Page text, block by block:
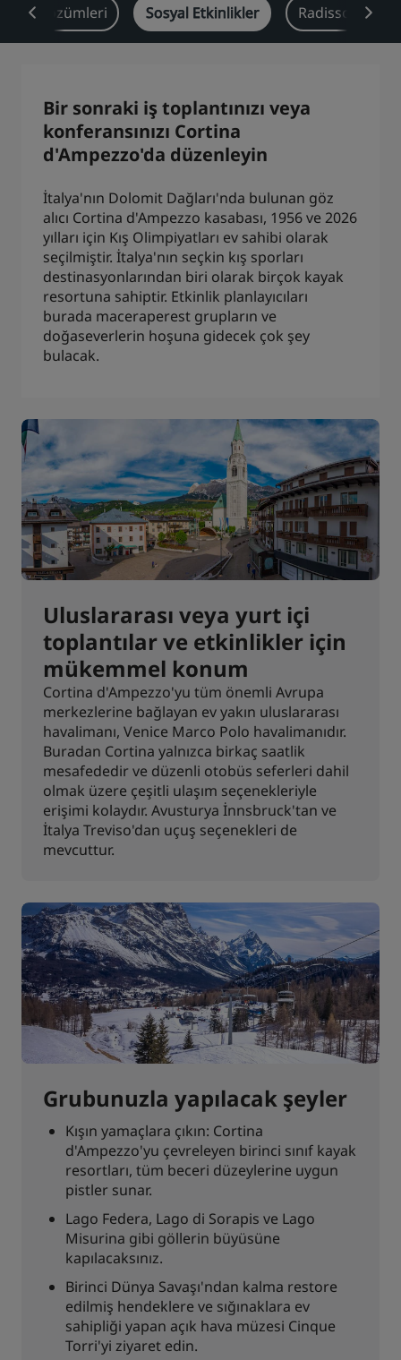
Park Plaza Park Inn by Radisson
Prize by Radisson Country Inn & Suites
Çin'deki Bağlı Markalar
Jin Jiang
Kunlun Golden Tulip
Blogumuzu ziyaret edin
Çözümleri Sosyal Etkinlikler Radisson
Bir sonraki iş toplantınızı veya
konferansınızı Cortina
d'Ampezzo'da düzenleyin
İtalya'nın Dolomit Dağları'nda bulunan göz
alıcı Cortina d'Ampezzo kasabası, 1956 ve 2026
yılları için Kış Olimpiyatları ev sahibi olarak
seçilmiştir. İtalya'nın seçkin kış sporları
destinasyonlarından biri olarak birçok kayak
resortuna sahiptir. Etkinlik planlayıcıları
burada maceraperest grupların ve
doğaseverlerin hoşuna gidecek çok şey
bulacak.
Uluslararası veya yurt içi
toplantılar ve etkinlikler için
mükemmel konum
Cortina d'Ampezzo'yu tüm önemli Avrupa
merkezlerine bağlayan ev yakın uluslararası
havalimanı, Venice Marco Polo havalimanıdır.
Buradan Cortina yalnızca birkaç saatlik
mesafededir ve düzenli otobüs seferleri dahil
olmak üzere çeşitli ulaşım seçenekleriyle
erişimi kolaydır. Avusturya İnnsbruck'tan ve
İtalya Treviso'dan uçuş seçenekleri de
mevcuttur.
Grubunuzla yapılacak şeyler
Kışın yamaçlara çıkın: Cortina
d'Ampezzo'yu çevreleyen birinci sınıf kayak
resortları, tüm beceri düzeylerine uygun
pistler sunar.
Lago Federa, Lago di Sorapis ve Lago
Misurina gibi göllerin büyüsüne
kapılacaksınız.
Birinci Dünya Savaşı'ndan kalma restore
edilmiş hendeklere ve sığınaklara ev
sahipliği yapan açık hava müzesi Cinque
Torri'yi ziyaret edin.